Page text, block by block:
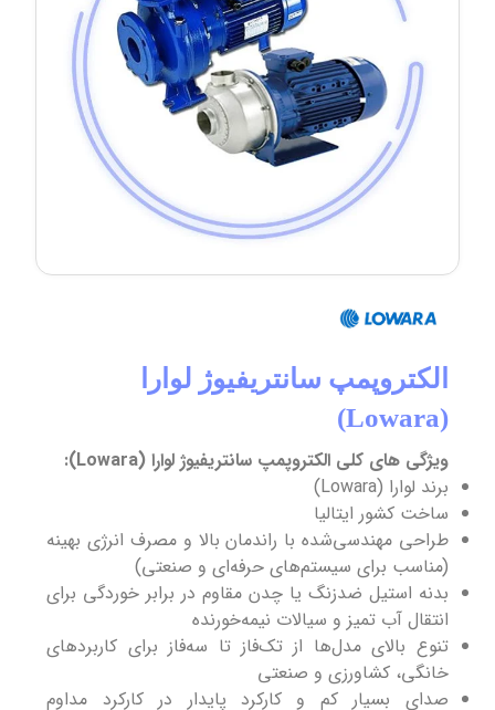
الکتروپمپ سانتریفیوژ لوارا
(Lowara)
ویژگی های کلی الکتروپمپ سانتریفیوژ لوارا (Lowara):
برند لوارا (Lowara)
ساخت کشور ایتالیا
طراحی مهندسی‌شده با راندمان بالا و مصرف انرژی بهینه
(مناسب برای سیستم‌های حرفه‌ای و صنعتی)
بدنه استیل ضدزنگ یا چدن مقاوم در برابر خوردگی برای
انتقال آب تمیز و سیالات نیمه‌خورنده
تنوع بالای مدل‌ها از تک‌فاز تا سه‌فاز برای کاربردهای
خانگی، کشاورزی و صنعتی
صدای بسیار کم و کارکرد پایدار در کارکرد مداوم